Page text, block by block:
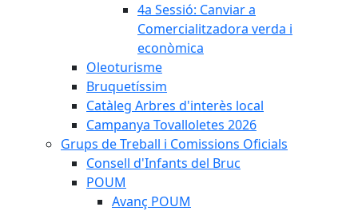
4a Sessió: Canviar a
Comercialitzadora verda i
econòmica
Oleoturisme
Bruquetíssim
Catàleg Arbres d'interès local
Campanya Tovalloletes 2026
Grups de Treball i Comissions Oficials
Consell d'Infants del Bruc
POUM
Avanç POUM